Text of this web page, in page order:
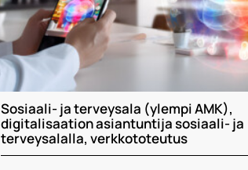
Sosiaali- ja terveysala (ylempi AMK),
digitalisaation asiantuntija sosiaali- ja
terveysalalla, verkkototeutus